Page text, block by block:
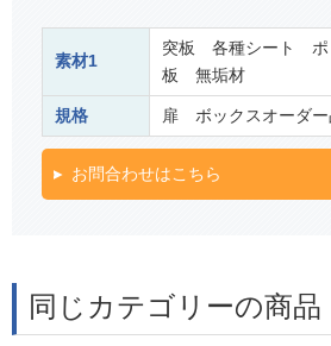
素材1
突板 各種シート ポ
板 無垢材
規格 扉 ボックスオーダー
お問合わせはこちら
同じカテゴリーの商品